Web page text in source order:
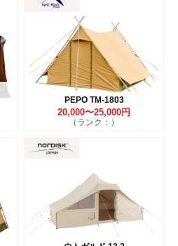
PEPO TM-1803
20,000〜25,000円
（ランク：）